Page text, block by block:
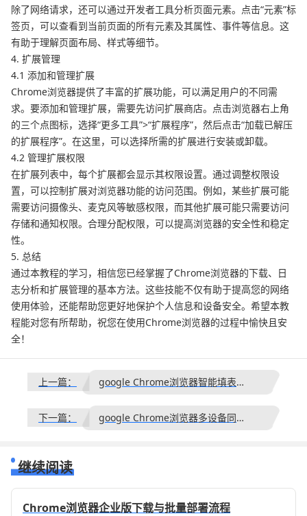
除了网络请求，还可以通过开发者工具分析页面元素。点击“元素”标
签页，可以查看到当前页面的所有元素及其属性、事件等信息。这
有助于理解页面布局、样式等细节。
4. 扩展管理
4.1 添加和管理扩展
Chrome浏览器提供了丰富的扩展功能，可以满足用户的不同需
求。要添加和管理扩展，需要先访问扩展商店。点击浏览器右上角
的三个点图标，选择“更多工具”>“扩展程序”，然后点击“加载已解压
的扩展程序”。在这里，可以选择所需的扩展进行安装或卸载。
4.2 管理扩展权限
在扩展列表中，每个扩展都会显示其权限设置。通过调整权限设
置，可以控制扩展对浏览器功能的访问范围。例如，某些扩展可能
需要访问摄像头、麦克风等敏感权限，而其他扩展可能只需要访问
存储和通知权限。合理分配权限，可以提高浏览器的安全性和稳定
性。
5. 总结
通过本教程的学习，相信您已经掌握了Chrome浏览器的下载、日
志分析和扩展管理的基本方法。这些技能不仅有助于提高您的网络
使用体验，还能帮助您更好地保护个人信息和设备安全。希望本教
程能对您有所帮助，祝您在使用Chrome浏览器的过程中愉快且安
全！
上一篇： google Chrome浏览器智能填表插件高级使用
下一篇： google Chrome浏览器多设备同步异常排查与解决方法
继续阅读
Chrome浏览器企业版下载与批量部署流程